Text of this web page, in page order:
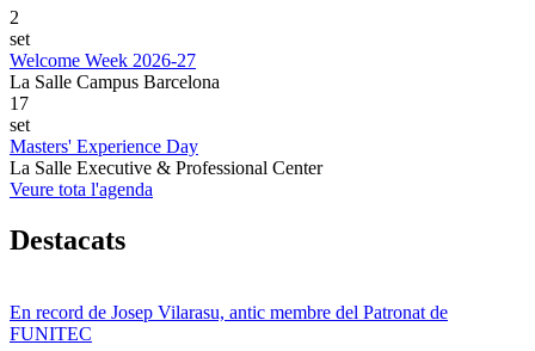
2
set
Welcome Week 2026-27
La Salle Campus Barcelona
17
set
Masters' Experience Day
La Salle Executive & Professional Center
Veure tota l'agenda
Destacats
En record de Josep Vilarasu, antic membre del Patronat de
FUNITEC